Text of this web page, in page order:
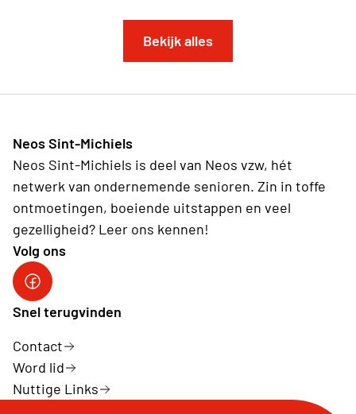
Bekijk alles
Neos Sint-Michiels
Neos Sint-Michiels is deel van Neos vzw, hét
netwerk van ondernemende senioren. Zin in toffe
ontmoetingen, boeiende uitstappen en veel
gezelligheid? Leer ons kennen!
Volg ons
Sint-Michiels op Facebook
Snel terugvinden
Contact
Word lid
Nuttige Links